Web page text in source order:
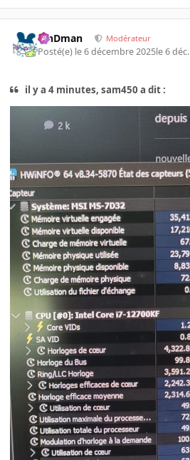
RinDman Modérateur
Posté(e) le 6 décembre 2025le 6 déc.
il y a 4 minutes, sam450 a dit :